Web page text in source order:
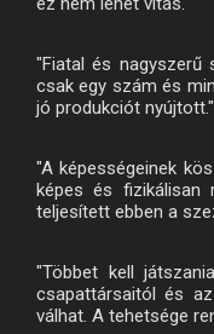
"Fiatal és nagyszerű
csak egy szám és
jó produkciót nyújtott."
"A képességeinek
képes és fizikálisan
teljesített ebben a
"Többet kell
csapattársaitól és
válhat. A tehetsége